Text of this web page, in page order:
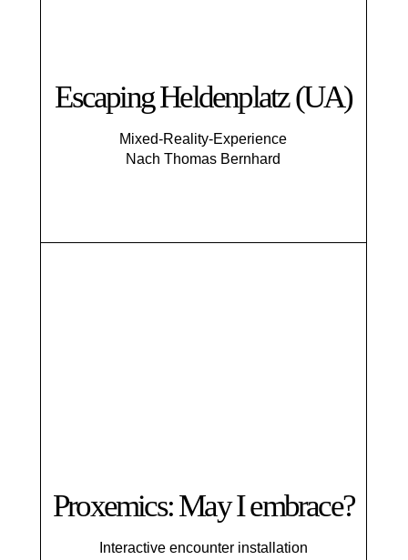
Escaping Helden­platz (UA)
Mixed-Reality-Experience
Nach Thomas Bernhard
Proxemics: May I embrace?
Interactive encounter installation